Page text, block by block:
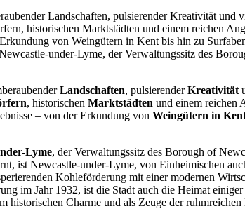
Landschaften, pulsierender Kreativität
historischen Marktstädten und einem reichen
von Weingütern in Kent bis hin zu
under-Lyme, der Verwaltungssitz des
Landschaften, pulsierenderKreativität
, historischen Marktstädten und einem reichen
– von der Erkundung von Weingütern in
Lyme, der Verwaltungssitz des Borough of
ist Newcastle-under-Lyme, von Einheimischen
Kohleförderung mit einer modernen
im Jahr 1932, ist die Stadt auch die Heimat
Charme und als Zeuge der